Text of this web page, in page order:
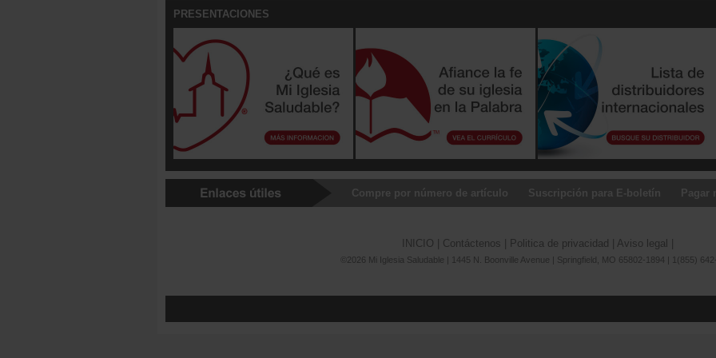
PRESENTACIONES
Compre por número de artículo Suscripción para E-boletín Pagar
INICIO | Contáctenos | Politica de privacidad | Aviso legal |
©2026 Mi Iglesia Saludable | 1445 N. Boonville Avenue | Springfield, MO 65802-1894 | 1(855)